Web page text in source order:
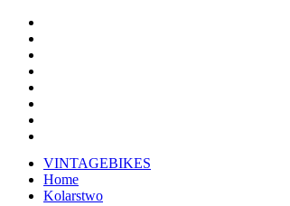
VINTAGEBIKES
Home
Kolarstwo